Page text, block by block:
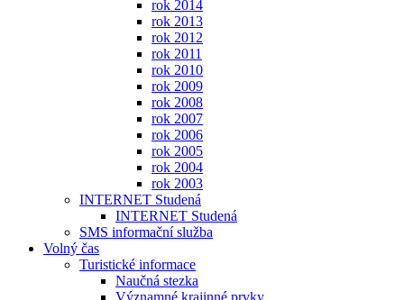
rok 2014
rok 2013
rok 2012
rok 2011
rok 2010
rok 2009
rok 2008
rok 2007
rok 2006
rok 2005
rok 2004
rok 2003
INTERNET Studená
INTERNET Studená
SMS informační služba
Volný čas
Turistické informace
Naučná stezka
Významné krajinné prvky